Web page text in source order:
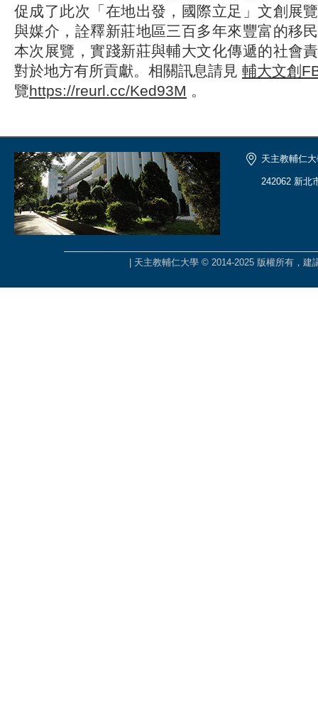
促成了此次「在地出發，國際立足」文創展
與媒介，詮釋新莊地區三百多年來豐富的移
本次展覽，實踐新莊與輔大文化傳遞的社會
對於地方有所貢獻。相關訊息請見 輔大文創
覽https://reurl.cc/Ked93M 。
天主教輔仁
242062 新北
| 天主教輔仁大學 © 2014-2025 版權所有，